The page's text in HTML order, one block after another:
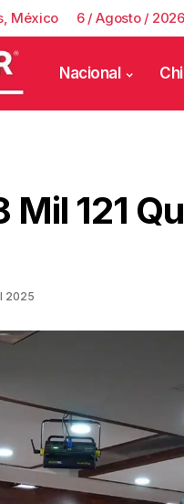
México 6 / Agosto / 2026
Nacional
Mil 121
2025